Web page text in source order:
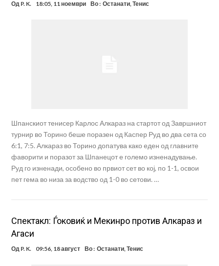
Од P. K. 18:05, 11 ноември Во : Останати,Тенис
Шпанскиот тенисер Карлос Алкараз на стартот од Завршниот
турнир во Торино беше поразен од Каспер Руд во два сета со
6:1, 7:5. Алкараз во Торино допатува како еден од главните
фаворити и поразот за Шпанецот е големо изненадување.
Руд го изненади, особено во првиот сет во кој, по 1-1, освои
пет гема во низа за водство од 1-0 во сетови. …
Спектакл: Ѓоковиќ и Мекинро против Алкараз и
Агаси
Од P. K. 09:56, 18 август Во : Останати,Тенис